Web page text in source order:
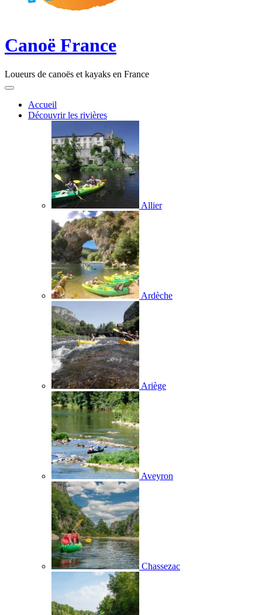
Canoë France
Loueurs de canoës et kayaks en France
Accueil
Découvrir les rivières
Allier
Ardèche
Ariège
Aveyron
Chassezac